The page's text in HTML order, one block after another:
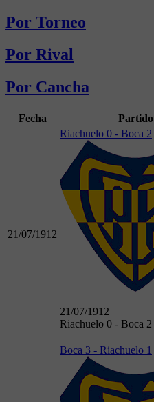
Por Torneo
Por Rival
Por Cancha
Fecha Partido
21/07/1912
Riachuelo 0 - Boca 2
21/07/1912
Riachuelo 0 - Boca 2
Boca 3 - Riachuelo 1